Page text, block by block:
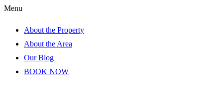
Menu
About the Property
About the Area
Our Blog
BOOK NOW